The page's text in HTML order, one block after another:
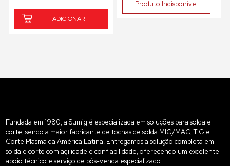
ADICIONAR
Produto Indisponível
Fundada em 1980, a Sumig é especializada em soluções para solda e
corte, sendo a maior fabricante de tochas de solda MIG/MAG, TIG e
Corte Plasma da América Latina. Entregamos a solução completa em
solda e corte com agilidade e confiabilidade, oferecendo um excelente
apoio técnico e serviço de pós-venda especializado.